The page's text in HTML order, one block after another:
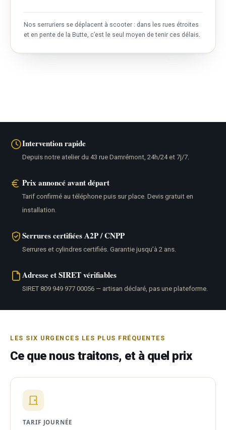
Nos serruriers se déplacent à scooter : dans les rues étroites
et en pente de la Butte, c’est le seul moyen de tenir ces délais.
Intervention rapide
Depuis notre atelier du 43 rue Damrémont, 24h/24 et 7j/7.
Prix annoncé avant départ
Tarif confirmé au téléphone puis sur place. Devis gratuit en
installation.
Serrures certifiées A2P / CNPP
Serrures et cylindres certifiés. Garantie jusqu’à 2 ans.
Adresse et SIRET vérifiables
SIRET 809 949 977 00056 — artisan déclaré, pas une plateforme.
LES SIX URGENCES LES PLUS FRÉQUENTES
Ce que nous traitons, et à quel prix
TARIF JOURNÉE